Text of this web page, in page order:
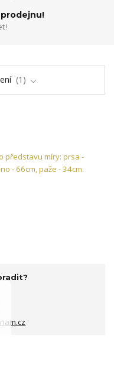
1
představu míry: prsa -
- 66cm, paže - 34cm.